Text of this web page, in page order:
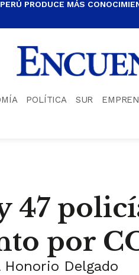
PERÚ PRODUCE MÁS
POLÍTICA SUR
47
por
Delgado